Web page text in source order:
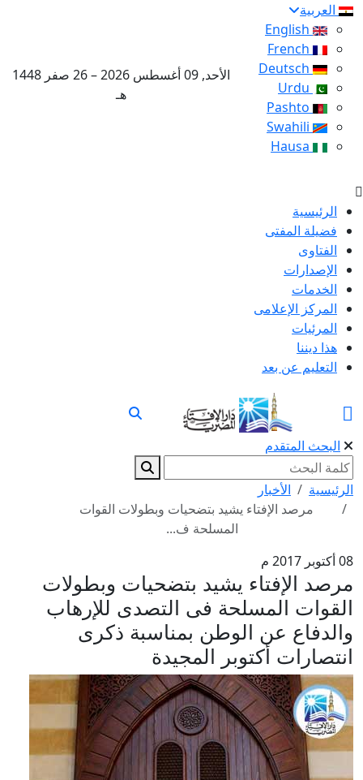
العربية
الأحد, 09 أغسطس 2026 – 26 صفر 1448
هـ
الرئيسية
فضيلة المفتى
الفتاوى
الإصدارات
الخدمات
المركز الإعلامى
المرئيات
هذا ديننا
التعليم عن بعد
البحث المتقدم
الرئيسية
الأخبار
مرصد الإفتاء يشيد بتضحيات وبطولات القوات
المسلحة ف...
08 أكتوبر 2017 م
مرصد الإفتاء يشيد بتضحيات وبطولات
القوات المسلحة فى التصدى للإرهاب
والدفاع عن الوطن بمناسبة ذكرى
انتصارات أكتوبر المجيدة